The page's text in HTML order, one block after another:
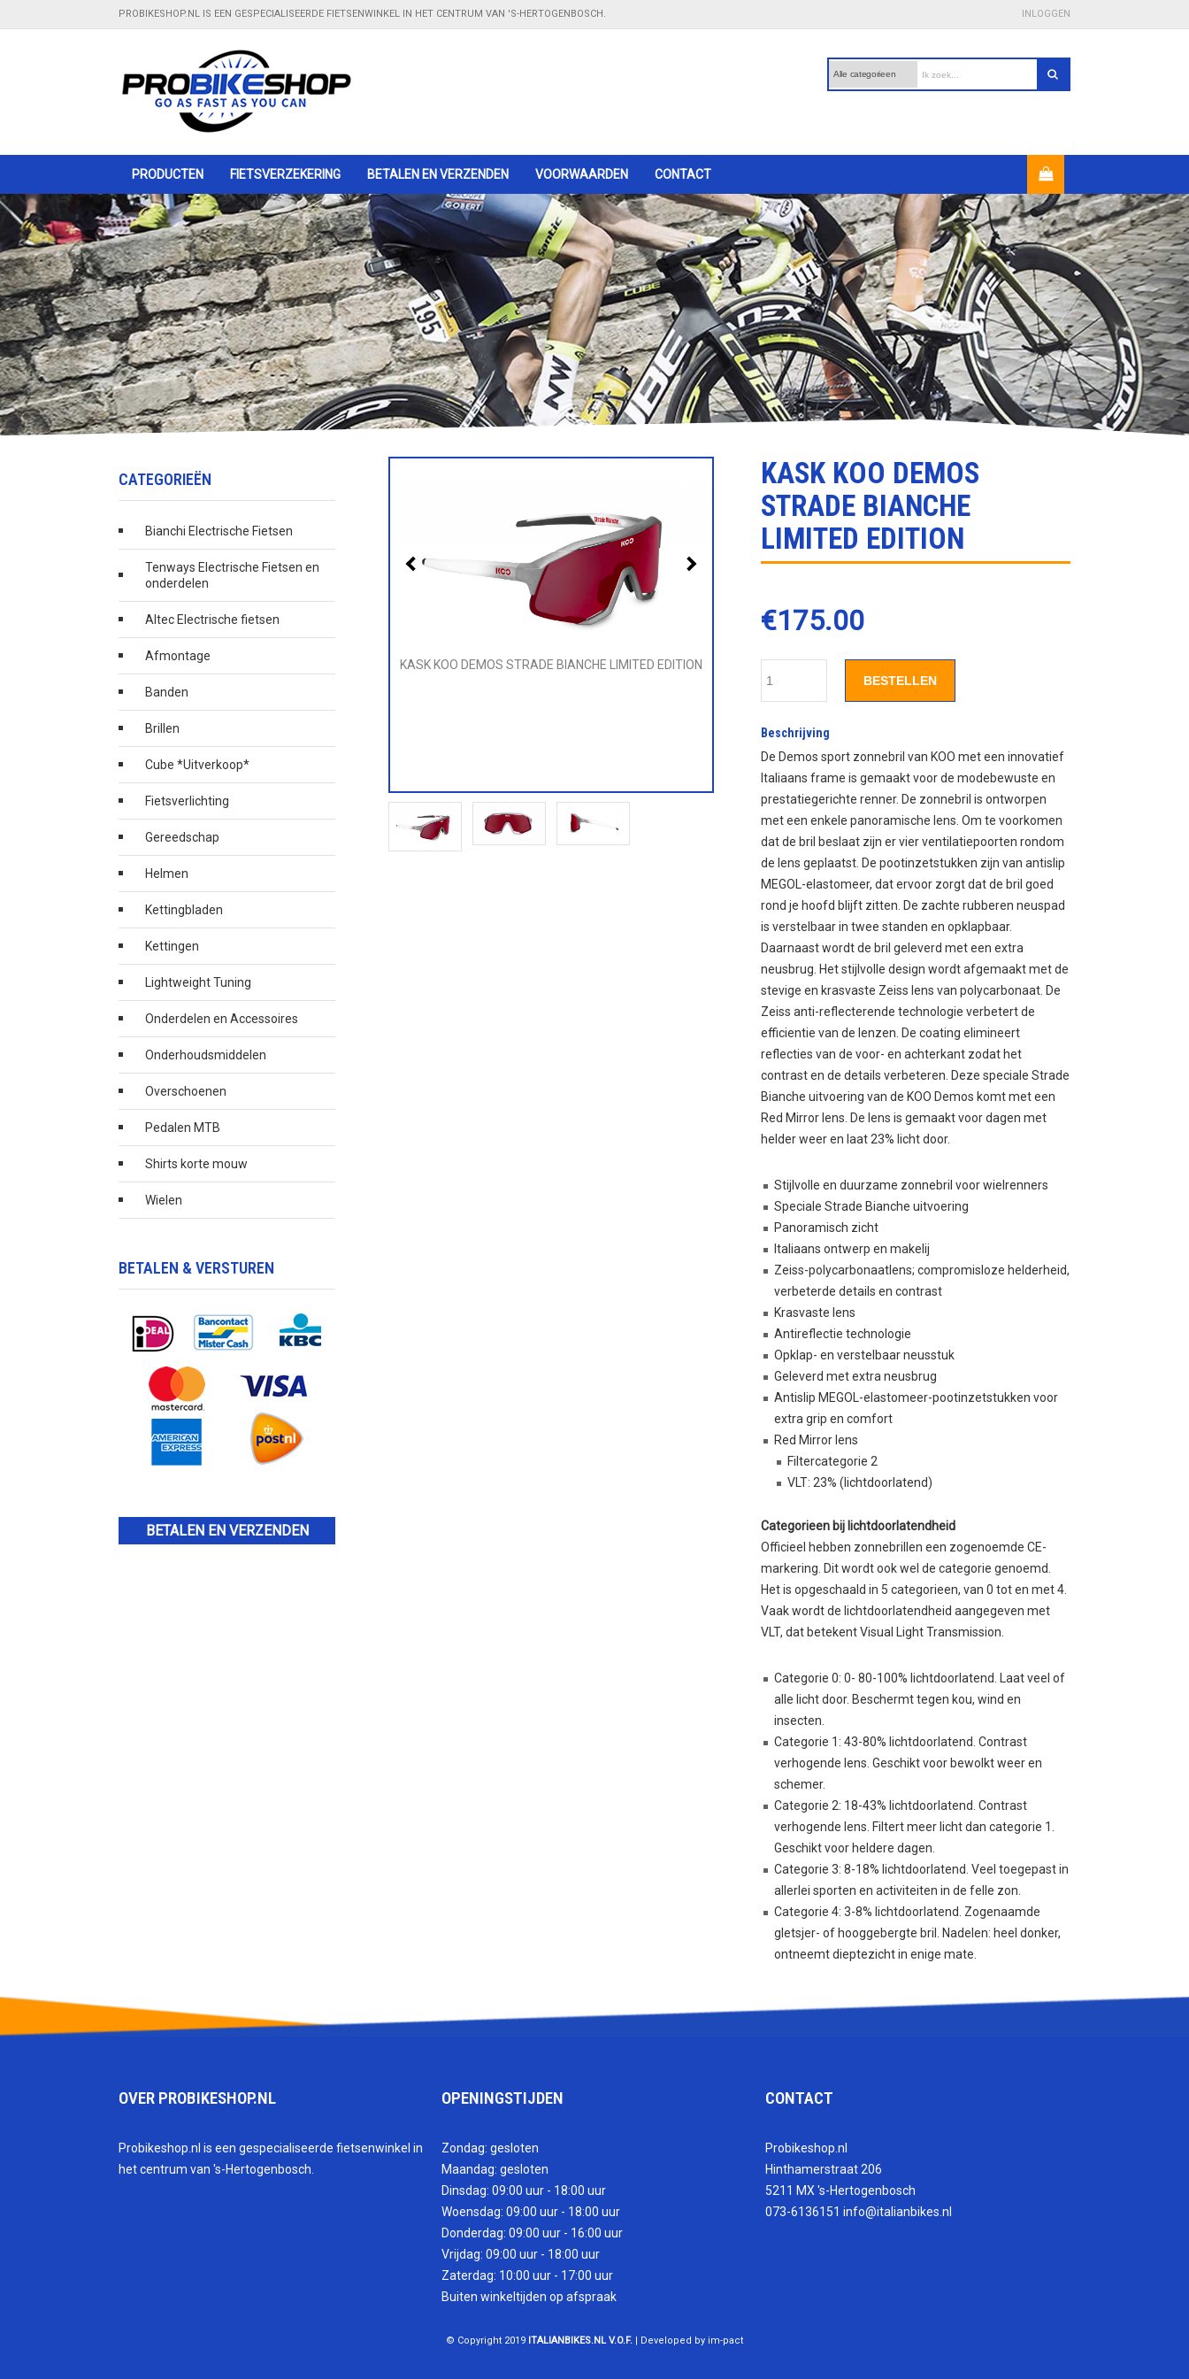
PROBIKESHOP.NL IS EEN GESPECIALISEERDE FIETSENWINKEL IN HET CENTRUM VAN 'S-HERTOGENBOSCH. INLOGGEN
PRODUCTEN FIETSVERZEKERING BETALEN EN VERZENDEN VOORWAARDEN CONTACT
Gratis bezorging- Bij bestelling boven €100,00 Winkel in 's-Hertogenbosch- kom langs in onze showroom - met iDeal, PayPal en creditcard
KASK KOO DEMOS STRADE BIANCHE LIMITED EDITION
KASK KOO DEMOS STRADE BIANCHE LIMITED EDITION
KASK KOO DEMOS
STRADE BIANCHE
LIMITED EDITION
€175.00
BESTELLEN
Beschrijving
De Demos sport zonnebril van KOO met een innovatief
Italiaans frame is gemaakt voor de modebewuste en
prestatiegerichte renner. De zonnebril is ontworpen
met een enkele panoramische lens. Om te voorkomen
dat de bril beslaat zijn er vier ventilatiepoorten rondom
de lens geplaatst. De pootinzetstukken zijn van antislip
MEGOL-elastomeer, dat ervoor zorgt dat de bril goed
rond je hoofd blijft zitten. De zachte rubberen neuspad
is verstelbaar in twee standen en opklapbaar.
Daarnaast wordt de bril geleverd met een extra
neusbrug. Het stijlvolle design wordt afgemaakt met de
stevige en krasvaste Zeiss lens van polycarbonaat. De
Zeiss anti-reflecterende technologie verbetert de
efficientie van de lenzen. De coating elimineert
reflecties van de voor- en achterkant zodat het
contrast en de details verbeteren. Deze speciale Strade
Bianche uitvoering van de KOO Demos komt met een
Red Mirror lens. De lens is gemaakt voor dagen met
helder weer en laat 23% licht door.
Stijlvolle en duurzame zonnebril voor wielrenners
Speciale Strade Bianche uitvoering
Panoramisch zicht
Italiaans ontwerp en makelij
Zeiss-polycarbonaatlens; compromisloze helderheid,
verbeterde details en contrast
Krasvaste lens
Antireflectie technologie
Opklap- en verstelbaar neusstuk
Geleverd met extra neusbrug
Antislip MEGOL-elastomeer-pootinzetstukken voor
extra grip en comfort
Red Mirror lens
Filtercategorie 2
VLT: 23% (lichtdoorlatend)
Categorieen bij lichtdoorlatendheid
Officieel hebben zonnebrillen een zogenoemde CE-
markering. Dit wordt ook wel de categorie genoemd.
Het is opgeschaald in 5 categorieen, van 0 tot en met 4.
Vaak wordt de lichtdoorlatendheid aangegeven met
VLT, dat betekent Visual Light Transmission.
Categorie 0: 0- 80-100% lichtdoorlatend. Laat veel of
alle licht door. Beschermt tegen kou, wind en
insecten.
Categorie 1: 43-80% lichtdoorlatend. Contrast
verhogende lens. Geschikt voor bewolkt weer en
schemer.
Categorie 2: 18-43% lichtdoorlatend. Contrast
verhogende lens. Filtert meer licht dan categorie 1.
Geschikt voor heldere dagen.
Categorie 3: 8-18% lichtdoorlatend. Veel toegepast in
allerlei sporten en activiteiten in de felle zon.
Categorie 4: 3-8% lichtdoorlatend. Zogenaamde
gletsjer- of hooggebergte bril. Nadelen: heel donker,
ontneemt dieptezicht in enige mate.
CATEGORIEËN
Bianchi Electrische Fietsen
Tenways Electrische Fietsen en
onderdelen
Altec Electrische fietsen
Afmontage
Banden
Brillen
Cube *Uitverkoop*
Fietsverlichting
Gereedschap
Helmen
Kettingbladen
Kettingen
Lightweight Tuning
Onderdelen en Accessoires
Onderhoudsmiddelen
Overschoenen
Pedalen MTB
Shirts korte mouw
Wielen
BETALEN & VERSTUREN
BETALEN EN VERZENDEN
OVER PROBIKESHOP.NL
Probikeshop.nl is een gespecialiseerde fietsenwinkel in
het centrum van 's-Hertogenbosch.
OPENINGSTIJDEN
Zondag: gesloten
Maandag: gesloten
Dinsdag: 09:00 uur - 18:00 uur
Woensdag: 09:00 uur - 18:00 uur
Donderdag: 09:00 uur - 16:00 uur
Vrijdag: 09:00 uur - 18:00 uur
Zaterdag: 10:00 uur - 17:00 uur
Buiten winkeltijden op afspraak
CONTACT
Probikeshop.nl
Hinthamerstraat 206
5211 MX 's-Hertogenbosch
073-6136151 info@italianbikes.nl
© Copyright 2019 ITALIANBIKES.NL V.O.F. | Developed by im-pact